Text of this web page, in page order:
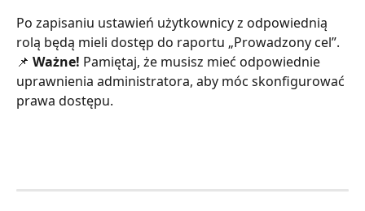
Po zapisaniu ustawień użytkownicy z odpowiednią
rolą będą mieli dostęp do raportu „Prowadzony cel”.
📌 Ważne! Pamiętaj, że musisz mieć odpowiednie
uprawnienia administratora, aby móc skonfigurować
prawa dostępu.